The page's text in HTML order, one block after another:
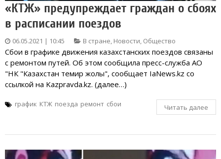
«КТЖ» предупреждает граждан о сбоях
в расписании поездов
06.05.2021 | 10:45 В стране, Новости, Общество
Сбои в графике движения казахстанских поездов связаны
с ремонтом путей. Об этом сообщила пресс-служба АО
"НК "Казахстан темир жолы", сообщает IaNews.kz со
ссылкой на Kazpravda.kz. (далее…)
график КТЖ поезда ремонт сбои Читать далее